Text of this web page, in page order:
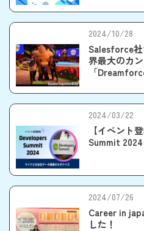
2024/10/28
Salesforce
界最大のカ
「
2024/03/22
【イベント
Summit
2024/07/26
Career in
した！